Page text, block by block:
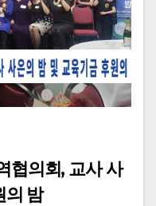
협의회, 교사 사
의 밤